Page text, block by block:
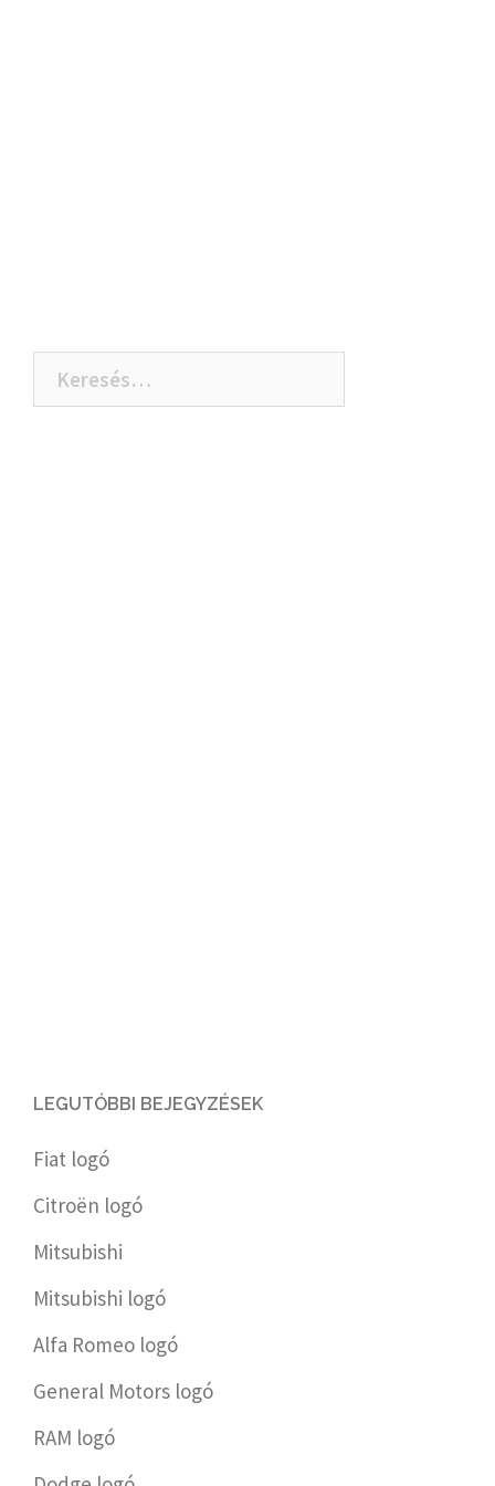
Keresés:
LEGUTÓBBI BEJEGYZÉSEK
Fiat logó
Citroën logó
Mitsubishi
Mitsubishi logó
Alfa Romeo logó
General Motors logó
RAM logó